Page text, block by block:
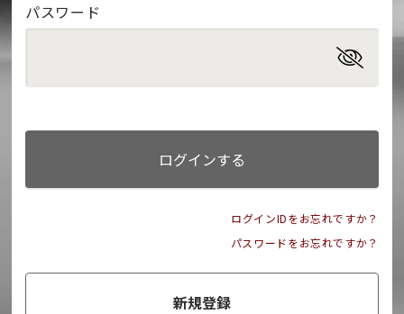
パスワード
ログインする
ログインIDをお忘れですか？
パスワードをお忘れですか？
新規登録